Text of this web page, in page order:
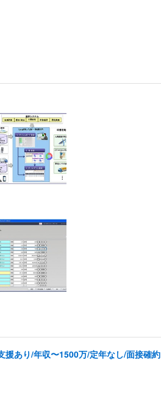
援あり/年収〜1500万/定年なし/面接確約